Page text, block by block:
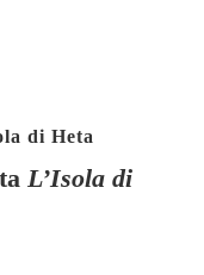
di Heta
L’Isola di